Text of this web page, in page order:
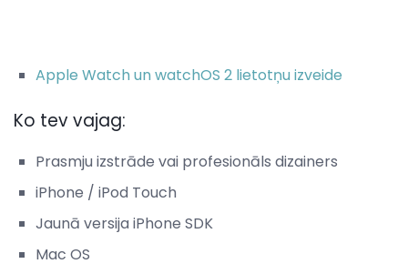
Apple Watch un watchOS 2 lietotņu izveide
Ko tev vajag:
Prasmju izstrāde vai profesionāls dizainers
iPhone / iPod Touch
Jaunā versija iPhone SDK
Mac OS